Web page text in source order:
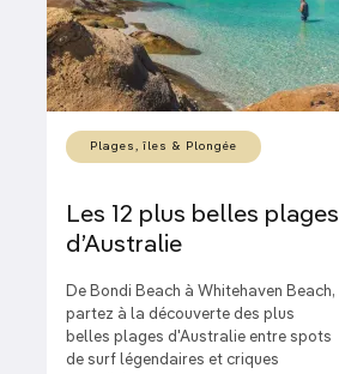
Plages, îles & Plongée
Les 12 plus belles plages
d’Australie
De Bondi Beach à Whitehaven Beach,
partez à la découverte des plus
belles plages d'Australie entre spots
de surf légendaires et criques